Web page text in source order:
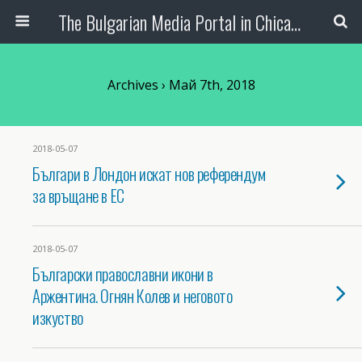
The Bulgarian Media Portal in Chicago
Archives › Май 7th, 2018
2018-05-07
Българи в Лондон искат нов референдум
за връщане в ЕС
2018-05-07
Български православни икони в
Аржентина. Огнян Колев и неговото
изкуство